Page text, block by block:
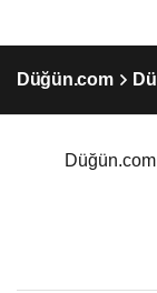
Düğün.com